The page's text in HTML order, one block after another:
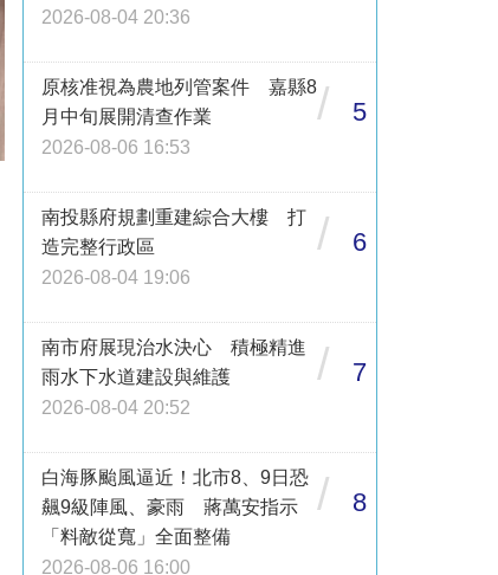
2026-08-04 20:36
原核准視為農地列管案件 嘉縣8
月中旬展開清查作業
2026-08-06 16:53
/ 5
南投縣府規劃重建綜合大樓 打
造完整行政區
2026-08-04 19:06
/ 6
南市府展現治水決心 積極精進
雨水下水道建設與維護
2026-08-04 20:52
/ 7
白海豚颱風逼近！北市8、9日恐
飆9級陣風、豪雨 蔣萬安指示
「料敵從寬」全面整備
2026-08-06 16:00
/ 8